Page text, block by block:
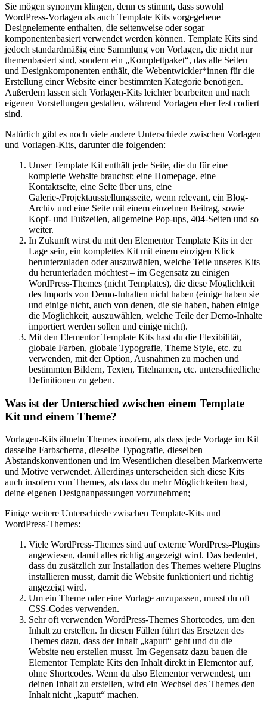
Sie mögen synonym klingen, denn es stimmt, dass sowohl
WordPress-Vorlagen als auch Template Kits vorgegebene
Designelemente enthalten, die seitenweise oder sogar
komponentenbasiert verwendet werden können. Template Kits sind
jedoch standardmäßig eine Sammlung von Vorlagen, die nicht nur
themenbasiert sind, sondern ein „Komplettpaket“, das alle Seiten
und Designkomponenten enthält, die Webentwickler*innen für die
Erstellung einer Website einer bestimmten Kategorie benötigen.
Außerdem lassen sich Vorlagen-Kits leichter bearbeiten und nach
eigenen Vorstellungen gestalten, während Vorlagen eher fest codiert
sind.
Natürlich gibt es noch viele andere Unterschiede zwischen Vorlagen
und Vorlagen-Kits, darunter die folgenden:
Unser Template Kit enthält jede Seite, die du für eine
komplette Website brauchst: eine Homepage, eine
Kontaktseite, eine Seite über uns, eine
Galerie-/Projektausstellungsseite, wenn relevant, ein Blog-
Archiv und eine Seite mit einem einzelnen Beitrag, sowie
Kopf- und Fußzeilen, allgemeine Pop-ups, 404-Seiten und so
weiter.
In Zukunft wirst du mit den Elementor Template Kits in der
Lage sein, ein komplettes Kit mit einem einzigen Klick
herunterzuladen oder auszuwählen, welche Teile unseres Kits
du herunterladen möchtest – im Gegensatz zu einigen
WordPress-Themes (nicht Templates), die diese Möglichkeit
des Imports von Demo-Inhalten nicht haben (einige haben sie
und einige nicht, auch von denen, die sie haben, haben einige
die Möglichkeit, auszuwählen, welche Teile der Demo-Inhalte
importiert werden sollen und einige nicht).
Mit den Elementor Template Kits hast du die Flexibilität,
globale Farben, globale Typografie, Theme Style, etc. zu
verwenden, mit der Option, Ausnahmen zu machen und
bestimmten Bildern, Texten, Titelnamen, etc. unterschiedliche
Definitionen zu geben.
Was ist der Unterschied zwischen einem Template
Kit und einem Theme?
Vorlagen-Kits ähneln Themes insofern, als dass jede Vorlage im Kit
dasselbe Farbschema, dieselbe Typografie, dieselben
Abstandskonventionen und im Wesentlichen dieselben Markenwerte
und Motive verwendet. Allerdings unterscheiden sich diese Kits
auch insofern von Themes, als dass du mehr Möglichkeiten hast,
deine eigenen Designanpassungen vorzunehmen;
Einige weitere Unterschiede zwischen Template-Kits und
WordPress-Themes:
Viele WordPress-Themes sind auf externe WordPress-Plugins
angewiesen, damit alles richtig angezeigt wird. Das bedeutet,
dass du zusätzlich zur Installation des Themes weitere Plugins
installieren musst, damit die Website funktioniert und richtig
angezeigt wird.
Um ein Theme oder eine Vorlage anzupassen, musst du oft
CSS-Codes verwenden.
Sehr oft verwenden WordPress-Themes Shortcodes, um den
Inhalt zu erstellen. In diesen Fällen führt das Ersetzen des
Themes dazu, dass der Inhalt „kaputt“ geht und du die
Website neu erstellen musst. Im Gegensatz dazu bauen die
Elementor Template Kits den Inhalt direkt in Elementor auf,
ohne Shortcodes. Wenn du also Elementor verwendest, um
deinen Inhalt zu erstellen, wird ein Wechsel des Themes den
Inhalt nicht „kaputt“ machen.